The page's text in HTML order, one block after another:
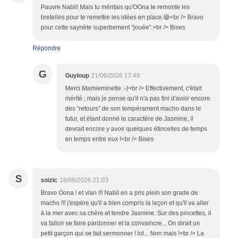
Pauvre Nabil! Mais tu méritais qu'OOna te remonte les
bretelles pour te remettre les idées en place.😅<br /> Bravo
pour cette saynète superbement "jouée".<br /> Bises
Répondre
G Guyloup 21/06/2026 17:49
Merci Mamieminette :-)<br /> Effectivement, c'était
mérité ; mais je pense qu'il n'a pas fini d'avoir encore
des "retours" de son tempérament macho dans le
futur, et étant donné le caractère de Jasmine, il
devrait encore y avoir quelques étincelles de temps
en temps entre eux !<br /> Bises
S soizic 18/06/2026 21:03
Bravo Oona ! et vlan !!! Nabil en a pris plein son grade de
macho !!! j'espère qu'il a bien compris la leçon et qu'il va aller
à la mer avec sa chère et tendre Jasmine. Sur des pincettes, il
va falloir se faire pardonner et la convaincre... On dirait un
petit garçon qui se fait sermonner ! lol... Non mais !<br /> La